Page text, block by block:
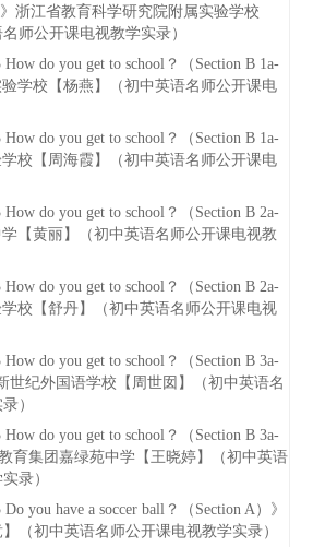
》浙江省教育科学研究院附属实验学校
师公开课电视教学实录）
do you get to school？（Section B 1a-
学校【杨燕】（初中英语名师公开课电
do you get to school？（Section B 1a-
校【周海霞】（初中英语名师公开课电
do you get to school？（Section B 2a-
【黄丽】（初中英语名师公开课电视教
do you get to school？（Section B 2a-
校【舒丹】（初中英语名师公开课电视
do you get to school？（Section B 3a-
世纪外国语学校【周世囡】（初中英语名
）
do you get to school？（Section B 3a-
育集团嘉绿苑中学【王晓婷】（初中英语
录）
you have a soccer ball？（Section A）》
（初中英语名师公开课电视教学实录）